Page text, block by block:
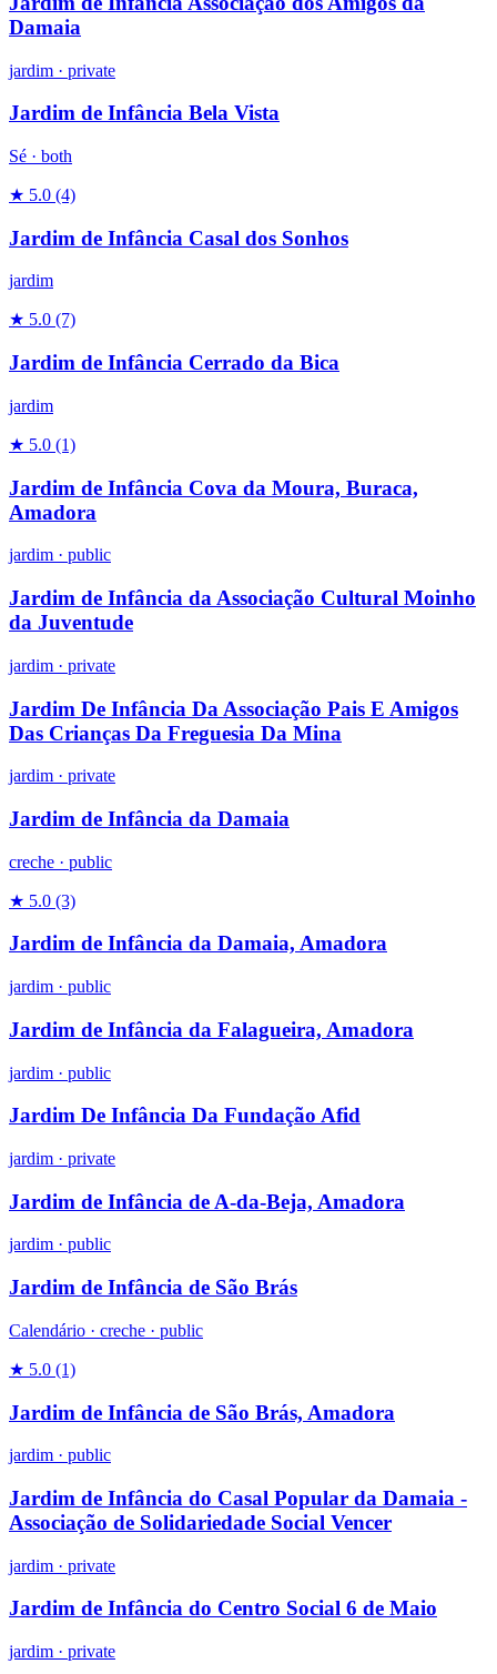
Damaia
jardim · private
Jardim de Infância Bela Vista
Sé · both
★ 5.0 (4)
Jardim de Infância Casal dos Sonhos
jardim
★ 5.0 (7)
Jardim de Infância Cerrado da Bica
jardim
★ 5.0 (1)
Jardim de Infância Cova da Moura, Buraca,
Amadora
jardim · public
Jardim de Infância da Associação Cultural Moinho
da Juventude
jardim · private
Jardim De Infância Da Associação Pais E Amigos
Das Crianças Da Freguesia Da Mina
jardim · private
Jardim de Infância da Damaia
creche · public
★ 5.0 (3)
Jardim de Infância da Damaia, Amadora
jardim · public
Jardim de Infância da Falagueira, Amadora
jardim · public
Jardim De Infância Da Fundação Afid
jardim · private
Jardim de Infância de A-da-Beja, Amadora
jardim · public
Jardim de Infância de São Brás
Calendário · creche · public
★ 5.0 (1)
Jardim de Infância de São Brás, Amadora
jardim · public
Jardim de Infância do Casal Popular da Damaia -
Associação de Solidariedade Social Vencer
jardim · private
Jardim de Infância do Centro Social 6 de Maio
jardim · private